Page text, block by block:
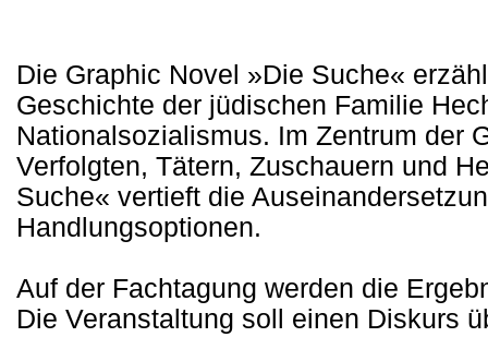
Die Graphic Novel »Die Suche«
Geschichte der jüdischen Familie
Nationalsozialismus. Im Zentrum der
Verfolgten, Tätern, Zuschauern und
Suche« vertieft die
Handlungsoptionen.
Auf der Fachtagung werden die
Die Veranstaltung soll einen Diskurs